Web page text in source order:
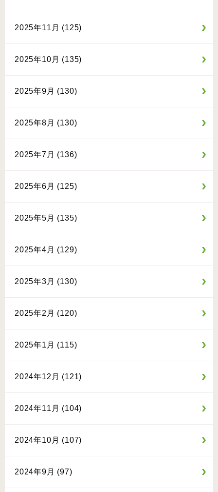
2025年11月 (125)
2025年10月 (135)
2025年9月 (130)
2025年8月 (130)
2025年7月 (136)
2025年6月 (125)
2025年5月 (135)
2025年4月 (129)
2025年3月 (130)
2025年2月 (120)
2025年1月 (115)
2024年12月 (121)
2024年11月 (104)
2024年10月 (107)
2024年9月 (97)